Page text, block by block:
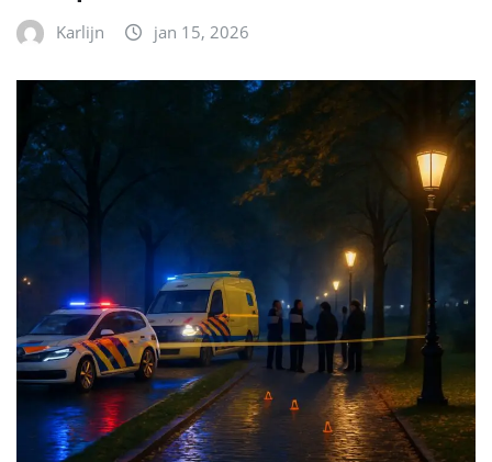
Karlijn jan 15, 2026